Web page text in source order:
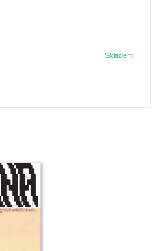
Skladem